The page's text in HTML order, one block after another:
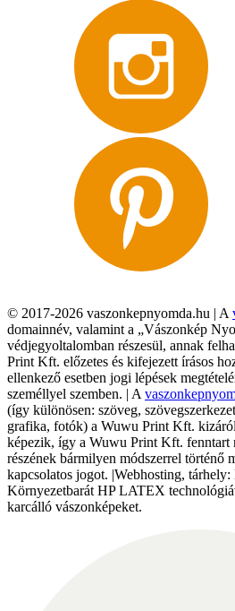
© 2017-2026 vaszonkepnyomda.hu | A
domainnév, valamint a „Vászonkép
védjegyoltalomban részesül, annak
Print Kft. előzetes és kifejezett írásos
ellenkező esetben jogi lépések
személlyel szemben. | A
(így különösen: szöveg,
grafika, fotók) a Wuwu Print Kft.
képezik, így a Wuwu Print Kft. fenntart
részének bármilyen módszerrel történő
kapcsolatos jogot. |Webhosting,
Környezetbarát HP LATEX
karcálló vászonképeket.